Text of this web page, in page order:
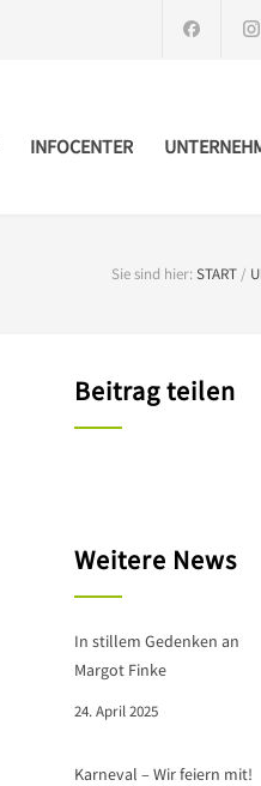
INFOCENTER
Sie sind hier:START /
Beitrag teilen
Weitere News
In stillem Gedenken an
Margot Finke
24. April 2025
Karneval – Wir feiern mit!